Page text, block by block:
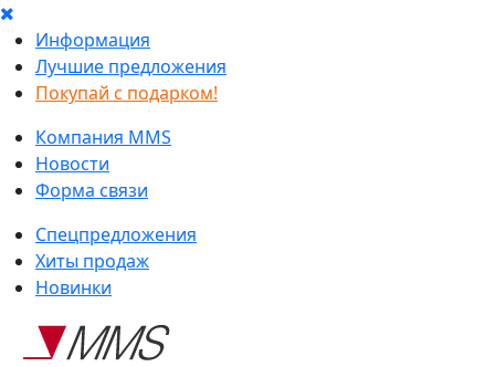
Информация
Лучшие предложения
Покупай с подарком!
Компания MMS
Новости
Форма связи
Спецпредложения
Хиты продаж
Новинки